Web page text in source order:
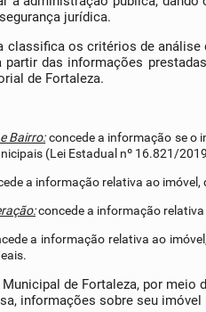
jurídica.
classifica os critérios de
partir das informações
de Fortaleza.
Bairro:concede a informação se o
(Lei Estadual nº 16.821/
a informação relativa ao
concede a informação
a informação relativa ao
de Fortaleza, por
informações sobre seu